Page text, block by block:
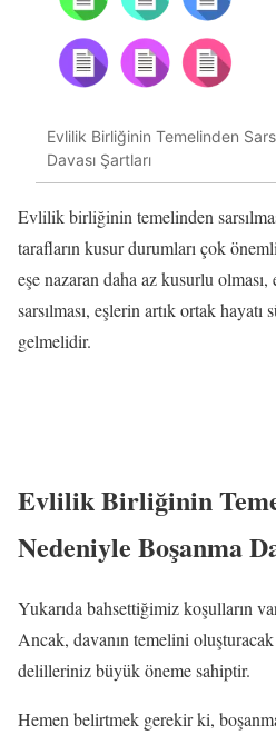
Evlilik Birliğinin Temelinden
Davası Şartları
Evlilik birliğinin temelinden
tarafların kusur durumları çok
eşe nazaran daha az kusurlu
sarsılması, eşlerin artık ortak
gelmelidir.
Evlilik Birliğinin
Nedeniyle Boşanma
Yukarıda bahsettiğimiz koşulların
Ancak, davanın temelini
delilleriniz büyük öneme sahiptir.
Hemen belirtmek gerekir ki,